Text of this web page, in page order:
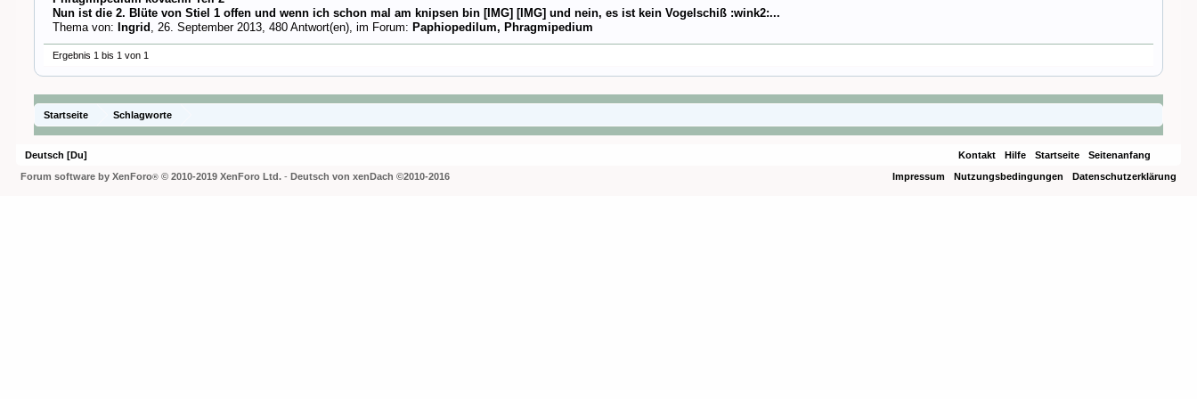
Nun ist die 2. Blüte von Stiel 1 offen und wenn ich schon mal am knipsen bin [IMG] [IMG] und nein, es ist kein Vogelschiß :wink2:...
Thema von: Ingrid ,26. September 2013, 480 Antwort(en), im Forum: Paphiopedilum, Phragmipedium
Ergebnis 1 bis 1 von 1
Startseite Schlagworte
Deutsch [Du] Kontakt Hilfe Startseite
Seitenanfang
Impressum
Nutzungsbedingungen Datenschutzerklärung
Forum software by XenForo® © 2010-2019 XenForo Ltd. -Deutsch von xenDach©2010-2016